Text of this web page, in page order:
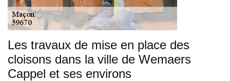
Les travaux de mise en place des
cloisons dans la ville de Wemaers
Cappel et ses environs